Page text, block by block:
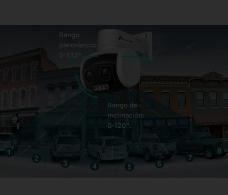
Rango de
inclinación:
0-120°
Rango
panorámico:
0-332°